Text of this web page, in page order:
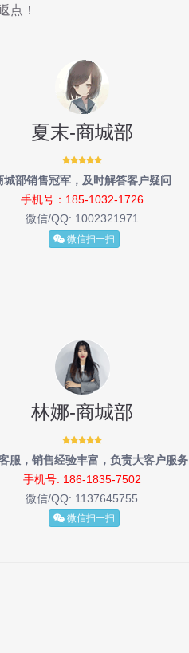
点！
夏末-商城部
城部销售冠军，及时解答客户疑问
手机号：185-1032-1726
微信/QQ: 1002321971
微信扫一扫
林娜-商城部
服，销售经验丰富，负责大客户服务
手机号: 186-1835-7502
微信/QQ: 1137645755
微信扫一扫